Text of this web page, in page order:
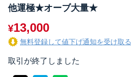
他運極★オーブ大量★
¥13,000
無料登録して値下げ通知を受け取る
取引が終了しました